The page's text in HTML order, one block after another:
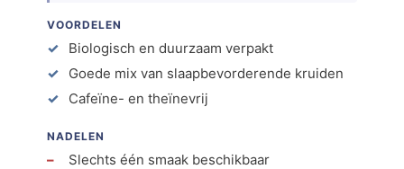
VOORDELEN
Biologisch en duurzaam verpakt
Goede mix van slaapbevorderende kruiden
Cafeïne- en theïnevrij
NADELEN
Slechts één smaak beschikbaar